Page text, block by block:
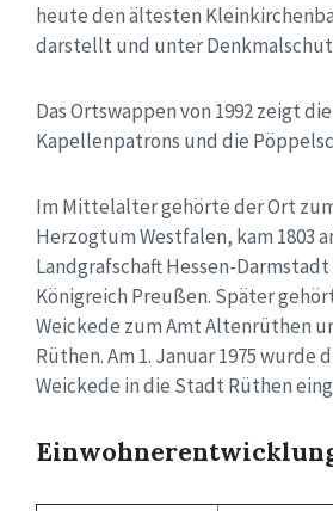
heute den ältesten
darstellt und unter
Das Ortswappen von 1992 zeigt
Kapellenpatrons und die
Im Mittelalter gehörte der Ort
Herzogtum Westfalen, kam 1803
Landgrafschaft Hessen-Darmstadt
Königreich Preußen. Später
Weickede zum Amt Altenrüthen
Rüthen. Am 1. Januar 1975 wurde
Weickede in die Stadt Rüthen